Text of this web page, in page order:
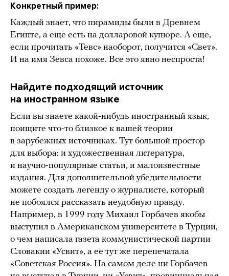
Конкретный пример:
Каждый знает, что пирамиды были в Древнем
Египте, а еще есть на долларовой купюре. А еще,
если прочитать «Тевс» наоборот, получится «Свет».
И на имя Зевса похоже. Все это явно неспроста!
Найдите подходящий источник
на иностранном языке
Если вы знаете какой-нибудь иностранный язык,
поищите что-то близкое к вашей теории
в зарубежных источниках. Тут большой простор
для выбора: и художественная литература,
и научно-популярные статьи, и малоизвестные
издания. Для дополнительной убедительности
можете создать легенду о журналисте, который
не побоялся рассказать неудобную правду.
Например, в 1999 году Михаил Горбачев якобы
выступил в Американском университете в Турции,
о чем написала газета коммунистической партии
Словакии «Усвит», а ее тут же перепечатала
«Советская Россия». На самом деле ни Горбачев